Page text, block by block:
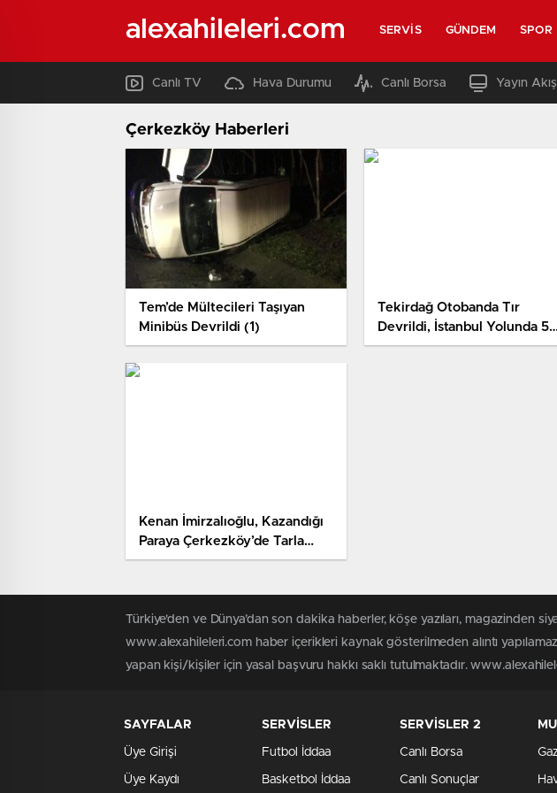
alexahileleri.com SERVIS GÜNDEM SPOR
Canlı TV Hava Durumu Canlı Borsa Yayın
Çerkezköy Haberleri
Tem’de Mültecileri Taşıyan
Minibüs Devrildi (1)
Tekirdağ Otobanda Tır
Devrildi, İstanbul Yolunda 5
Kilometre Kuyruk Oluştu
Kenan İmirzalıoğlu, Kazandığı
Paraya Çerkezköy’de Tarla
Alıyor
Türkiye'den ve Dünya’dan son dakika haberler, köşe yazıları,
www.alexahileleri.com haber içerikleri kaynak gösterilmeden alıntı
yapan kişi/kişiler için yasal başvuru hakkı saklı tutulmaktadır.
SAYFALAR
Üye Girişi
Üye Kaydı
SERVİSLER
Futbol İddaa
Basketbol İddaa
SERVİSLER 2
Canlı Borsa
Canlı Sonuçlar